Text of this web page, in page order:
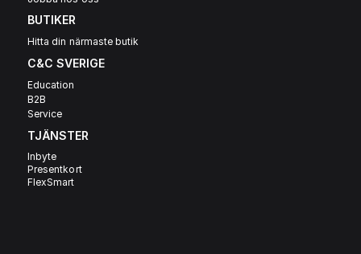
BUTIKER
Hitta din närmaste butik
C&C SVERIGE
Education
B2B
Service
TJÄNSTER
Inbyte
Presentkort
FlexSmart